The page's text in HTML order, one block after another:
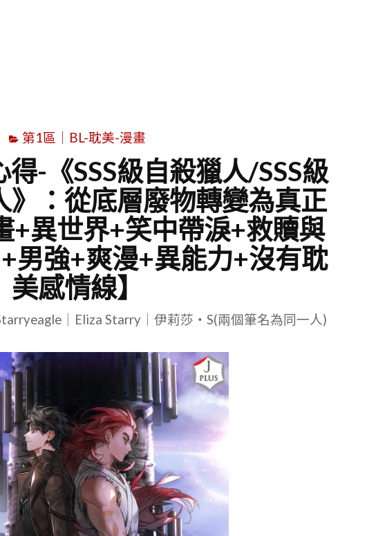
第1區｜BL-耽美-漫畫
-《SSS級自殺獵人/SSS級
》：從底層廢物轉變為真正
+異世界+笑中帶淚+救贖與
男強+爽漫+異能力+沒有耽
美感情線】
｜Eliza Starry｜伊莉莎・S(兩個筆名為同一人)